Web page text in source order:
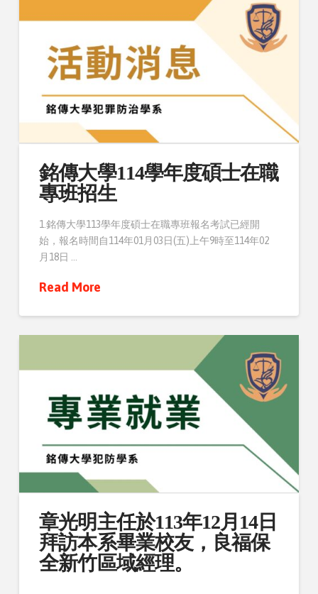
銘傳大學114學年度碩士在職
專班招生
1.銘傳大學113學年度碩士在職專班報名考試已經開
始，報名時間自114年01月03日(五)上午9時至114年02
月18日 …
Read More
章光明主任於113年12月14日
拜訪本系畢業校友，良福保
全新竹區域經理。